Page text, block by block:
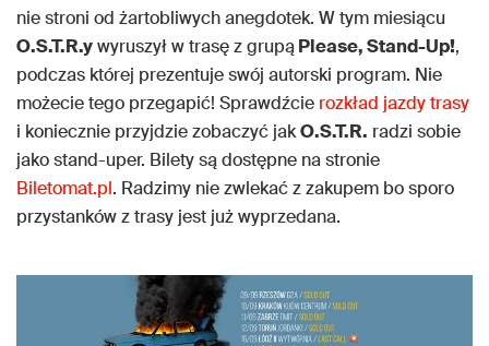
nie stroni od żartobliwych anegdotek. W tym miesiącu
O.S.T.R.ywyruszył w trasę z grupąPlease, Stand-Up!,
podczas której prezentuje swój autorski program. Nie
możecie tego przegapić! Sprawdźcie rozkład jazdy trasy
i koniecznie przyjdzie zobaczyć jakO.S.T.R. radzi sobie
jako stand-uper. Bilety są dostępne na stronie
Biletomat.pl. Radzimy nie zwlekać z zakupem bo sporo
przystanków z trasy jest już wyprzedana.